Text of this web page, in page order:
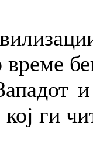
време
кој ги